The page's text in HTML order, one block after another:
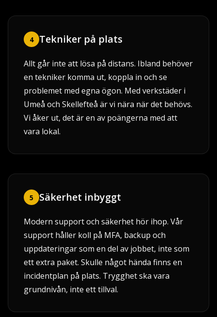
4 Tekniker på plats
Allt går inte att lösa på distans. Ibland behöver
en tekniker komma ut, koppla in och se
problemet med egna ögon. Med verkstäder i
Umeå och Skellefteå är vi nära när det behövs.
Vi åker ut, det är en av poängerna med att
vara lokal.
5 Säkerhet inbyggt
Modern support och säkerhet hör ihop. Vår
support håller koll på MFA, backup och
uppdateringar som en del av jobbet, inte som
ett extra paket. Skulle något hända finns en
incidentplan på plats. Trygghet ska vara
grundnivån, inte ett tillval.